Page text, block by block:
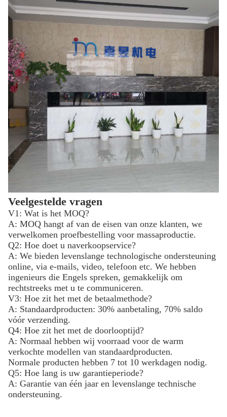
Veelgestelde vragen
V1: Wat is het MOQ?
A: MOQ hangt af van de eisen van onze klanten, we
verwelkomen proefbestelling voor massaproductie.
Q2: Hoe doet u naverkoopservice?
A: We bieden levenslange technologische ondersteuning
online, via e-mails, video, telefoon etc. We hebben
ingenieurs die Engels spreken, gemakkelijk om
rechtstreeks met u te communiceren.
V3: Hoe zit het met de betaalmethode?
A: Standaardproducten: 30% aanbetaling, 70% saldo
vóór verzending.
Q4: Hoe zit het met de doorlooptijd?
A: Normaal hebben wij voorraad voor de warm
verkochte modellen van standaardproducten.
Normale producten hebben 7 tot 10 werkdagen nodig.
Q5: Hoe lang is uw garantieperiode?
A: Garantie van één jaar en levenslange technische
ondersteuning.